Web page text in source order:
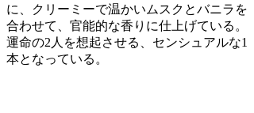
に、クリーミーで温かいムスクとバニラを
合わせて、官能的な香りに仕上げている。
運命の2人を想起させる、センシュアルな1
本となっている。